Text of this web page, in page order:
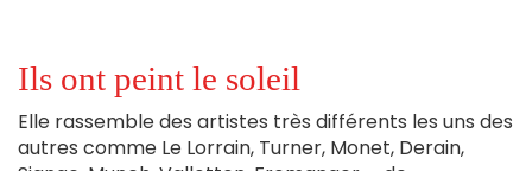
Ils ont peint le soleil
Elle rassemble des artistes très différents les uns des
autres comme Le Lorrain, Turner, Monet, Derain,